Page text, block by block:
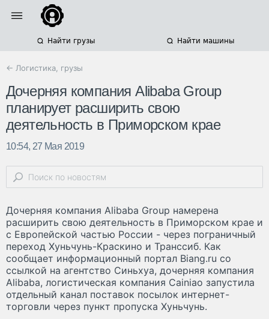
Найти грузы Найти машины
← Логистика, грузы
Дочерняя компания Alibaba Group
планирует расширить свою
деятельность в Приморском крае
10:54, 27 Мая 2019
Дочерняя компания Alibaba Group намерена
расширить свою деятельность в Приморском крае и
с Европейской частью России - через пограничный
переход Хуньчунь-Краскино и Транссиб. Как
сообщает информационный портал Biang.ru со
ссылкой на агентство Синьхуа, дочерняя компания
Alibaba, логистическая компания Cainiao запустила
отдельный канал поставок посылок интернет-
торговли через пункт пропуска Хуньчунь.